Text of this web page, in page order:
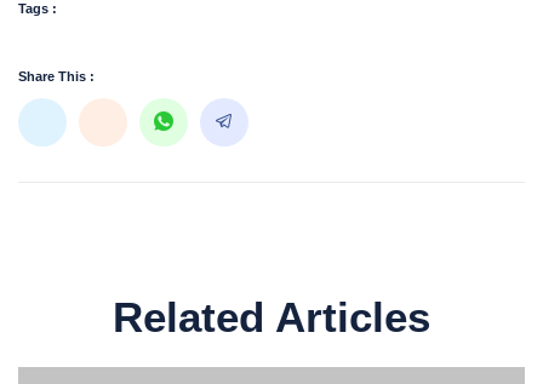
Tags :
Share This :
Related Articles